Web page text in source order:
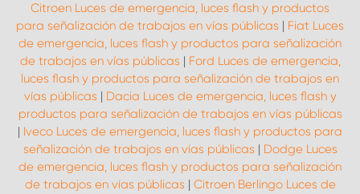
Citroen Luces de emergencia, luces flash y productos
para señalización de trabajos en vías públicas | Fiat Luces
de emergencia, luces flash y productos para señalización
de trabajos en vías públicas | Ford Luces de emergencia,
luces flash y productos para señalización de trabajos en
vías públicas | Dacia Luces de emergencia, luces flash y
productos para señalización de trabajos en vías públicas
| Iveco Luces de emergencia, luces flash y productos para
señalización de trabajos en vías públicas | Dodge Luces
de emergencia, luces flash y productos para señalización
de trabajos en vías públicas | Citroen Berlingo Luces de